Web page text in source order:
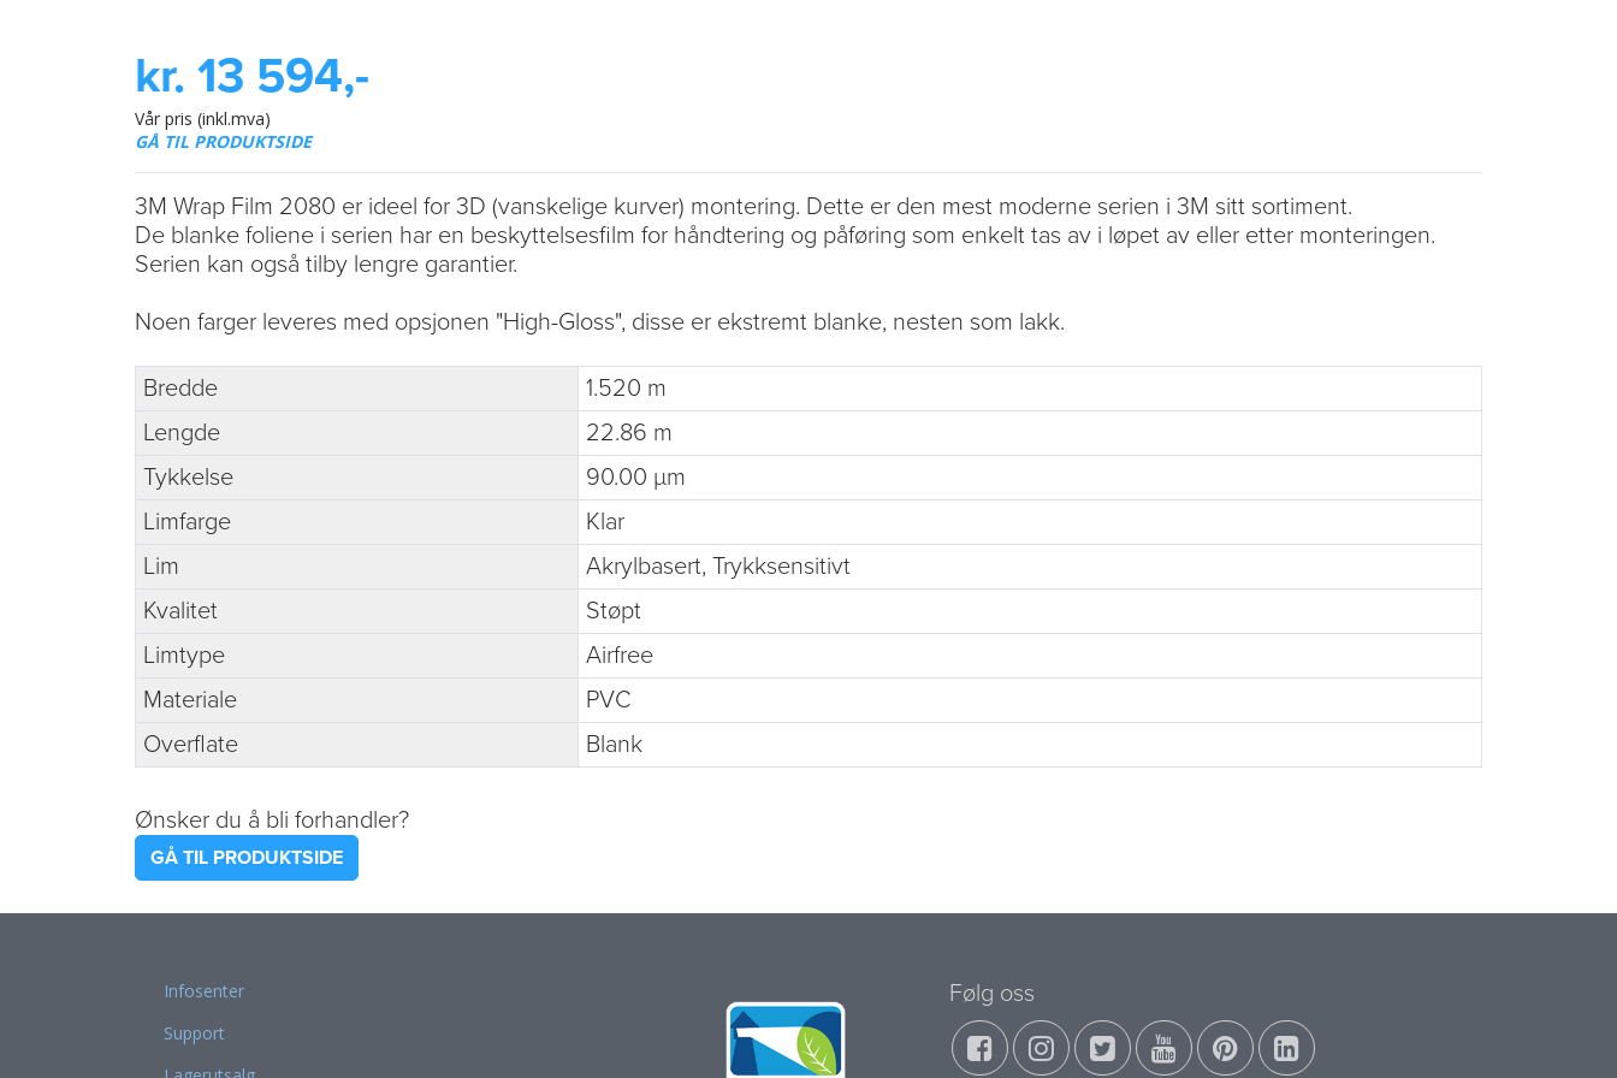
kr. 13 594,-
Vår pris (inkl.mva)
GÅ TIL PRODUKTSIDE
3M Wrap Film 2080 er ideel for 3D (vanskelige kurver) montering. Dette er den mest moderne serien i 3M sitt sortiment.
De blanke foliene i serien har en beskyttelsesfilm for håndtering og påføring som enkelt tas av i løpet av eller etter monteringen.
Serien kan også tilby lengre garantier.
Noen farger leveres med opsjonen "High-Gloss", disse er ekstremt blanke, nesten som lakk.
Bredde
1.520 m
Lengde
22.86 m
Tykkelse
90.00 µm
Limfarge
Klar
Lim
Akrylbasert, Trykksensitivt
Kvalitet
Støpt
Limtype
Airfree
Materiale
PVC
Overflate
Blank
Ønsker du å bli forhandler?
GÅ TIL PRODUKTSIDE
Infosenter
Support
Følg oss